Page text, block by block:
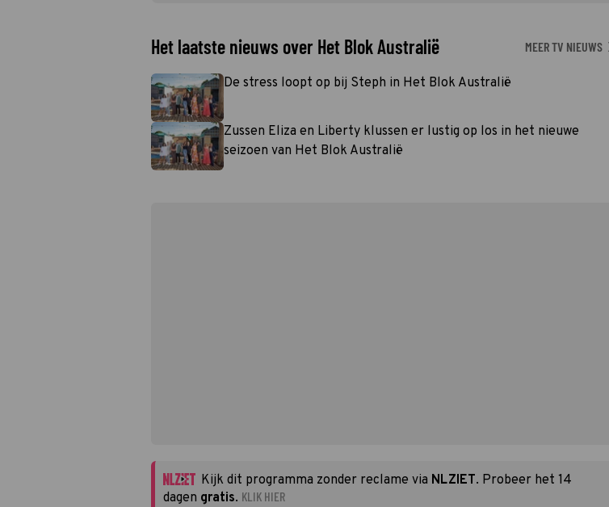
Het laatste nieuws over Het Blok Australië MEER TV NIEUWS
De stress loopt op bij Steph in Het Blok Australië
Zussen Eliza en Liberty klussen er lustig op los in het nieuwe
seizoen van Het Blok Australië
Kijk dit programma zonder reclame via NLZIET. Probeer het 14
dagen gratis. KLIK HIER